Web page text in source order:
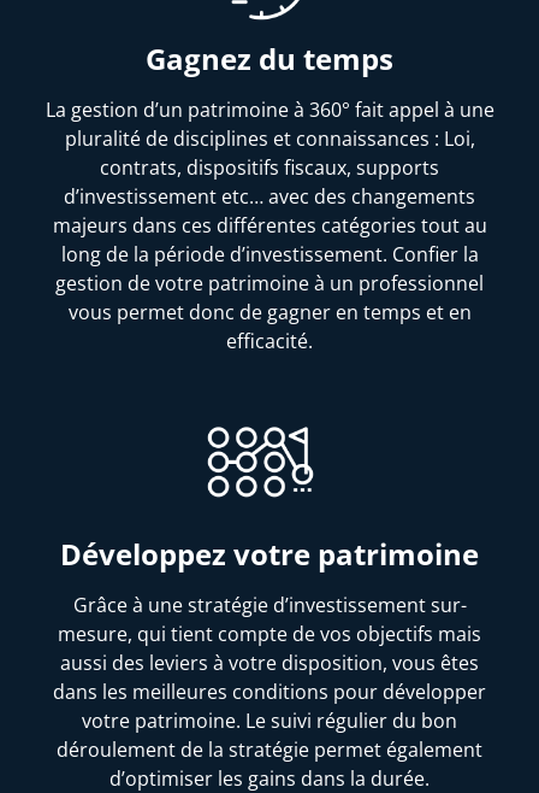
Gagnez du temps
La gestion d’un patrimoine à 360° fait appel à une
pluralité de disciplines et connaissances : Loi,
contrats, dispositifs fiscaux, supports
d’investissement etc… avec des changements
majeurs dans ces différentes catégories tout au
long de la période d’investissement. Confier la
gestion de votre patrimoine à un professionnel
vous permet donc de gagner en temps et en
efficacité.
Développez votre patrimoine
Grâce à une stratégie d’investissement sur-
mesure, qui tient compte de vos objectifs mais
aussi des leviers à votre disposition, vous êtes
dans les meilleures conditions pour développer
votre patrimoine. Le suivi régulier du bon
déroulement de la stratégie permet également
d’optimiser les gains dans la durée.